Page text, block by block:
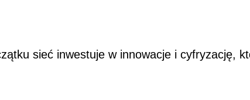
sieć inwestuje w innowacje i cyfryzację,